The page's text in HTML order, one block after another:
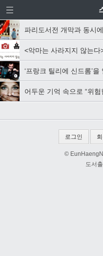
파리도서전 개막과 동시에
<악마는 사라지지 않는
‘프랑크 틸리에 신드롬’을 일으
어두운 기억 속으로 “위
로그인
©
도서